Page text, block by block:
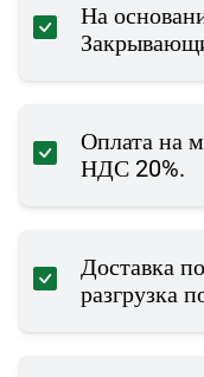
На
Оплата на
НДС 20%.
Доставка
разгрузка